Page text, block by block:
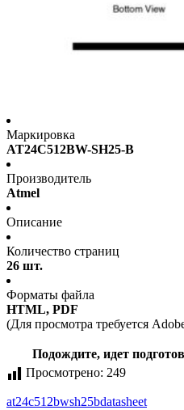
Маркировка
AT24C512BW-SH25-B
Производитель
Atmel
Описание
Количество страниц
26 шт.
Форматы файла
HTML, PDF
(Для просмотра требуется
Подождите, идет
Просмотрено: 249
at24c512bwsh25bdatasheet